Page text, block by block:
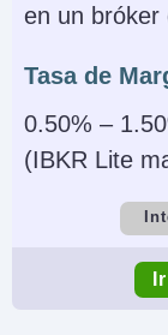
en un bróker
Tasa de
0.50% –
(IBKR Lite
Cuenta
Yes